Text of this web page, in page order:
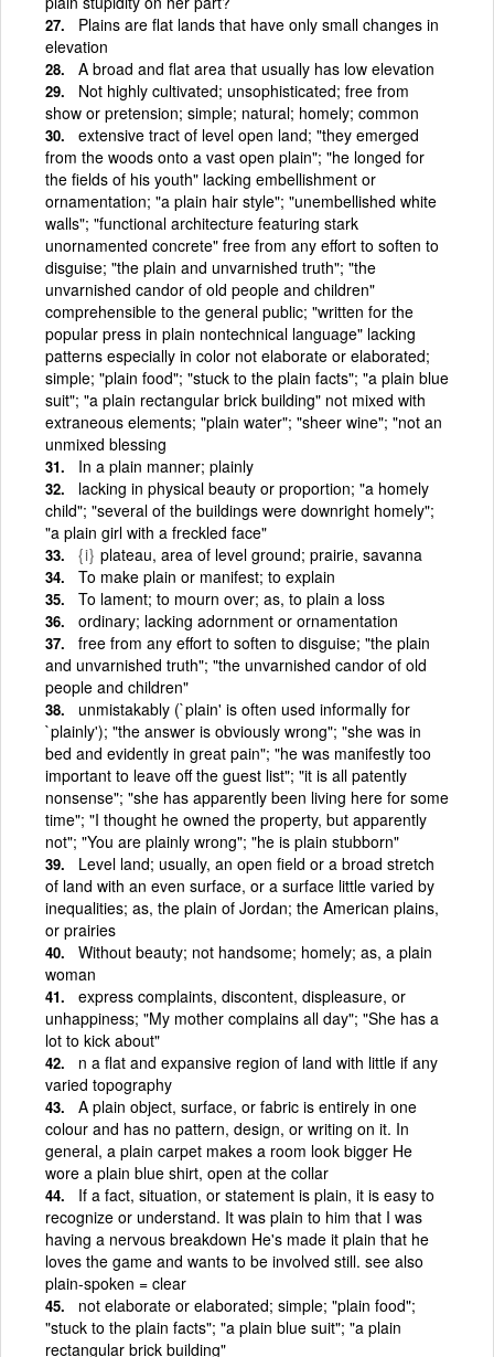
Plains are flat lands that have only small changes in
elevation
A broad and flat area that usually has low elevation
Not highly cultivated; unsophisticated; free from
show or pretension; simple; natural; homely; common
extensive tract of level open land; "they emerged
from the woods onto a vast open plain"; "he longed for
the fields of his youth" lacking embellishment or
ornamentation; "a plain hair style"; "unembellished white
walls"; "functional architecture featuring stark
unornamented concrete" free from any effort to soften to
disguise; "the plain and unvarnished truth"; "the
unvarnished candor of old people and children"
comprehensible to the general public; "written for the
popular press in plain nontechnical language" lacking
patterns especially in color not elaborate or elaborated;
simple; "plain food"; "stuck to the plain facts"; "a plain blue
suit"; "a plain rectangular brick building" not mixed with
extraneous elements; "plain water"; "sheer wine"; "not an
unmixed blessing
In a plain manner; plainly
lacking in physical beauty or proportion; "a homely
child"; "several of the buildings were downright homely";
"a plain girl with a freckled face"
{i} plateau, area of level ground; prairie, savanna
To make plain or manifest; to explain
To lament; to mourn over; as, to plain a loss
ordinary; lacking adornment or ornamentation
free from any effort to soften to disguise; "the plain
and unvarnished truth"; "the unvarnished candor of old
people and children"
unmistakably (`plain' is often used informally for
`plainly'); "the answer is obviously wrong"; "she was in
bed and evidently in great pain"; "he was manifestly too
important to leave off the guest list"; "it is all patently
nonsense"; "she has apparently been living here for some
time"; "I thought he owned the property, but apparently
not"; "You are plainly wrong"; "he is plain stubborn"
Level land; usually, an open field or a broad stretch
of land with an even surface, or a surface little varied by
inequalities; as, the plain of Jordan; the American plains,
or prairies
Without beauty; not handsome; homely; as, a plain
woman
express complaints, discontent, displeasure, or
unhappiness; "My mother complains all day"; "She has a
lot to kick about"
n a flat and expansive region of land with little if any
varied topography
A plain object, surface, or fabric is entirely in one
colour and has no pattern, design, or writing on it. In
general, a plain carpet makes a room look bigger He
wore a plain blue shirt, open at the collar
If a fact, situation, or statement is plain, it is easy to
recognize or understand. It was plain to him that I was
having a nervous breakdown He's made it plain that he
loves the game and wants to be involved still. see also
plain-spoken = clear
not elaborate or elaborated; simple; "plain food";
"stuck to the plain facts"; "a plain blue suit"; "a plain
rectangular brick building"